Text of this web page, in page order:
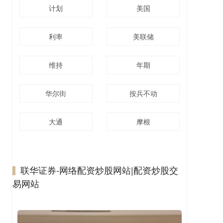
计划 美国
利率 美联储
维持 年期
华尔街 按兵不动
大通 摩根
联华证券-网络配资炒股网站|配资炒股交
易网站